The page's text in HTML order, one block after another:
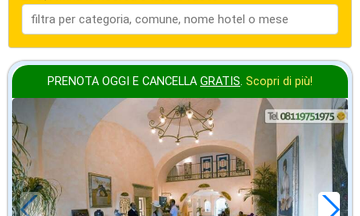
PRENOTA OGGI E CANCELLA GRATIS. Scopri di più!
in offerta da
€ ,71
a notte